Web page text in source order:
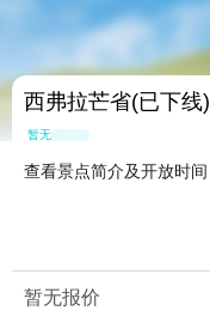
西弗拉芒省(已下线)
暂无点评
查看景点简介及开放时间
暂无报价